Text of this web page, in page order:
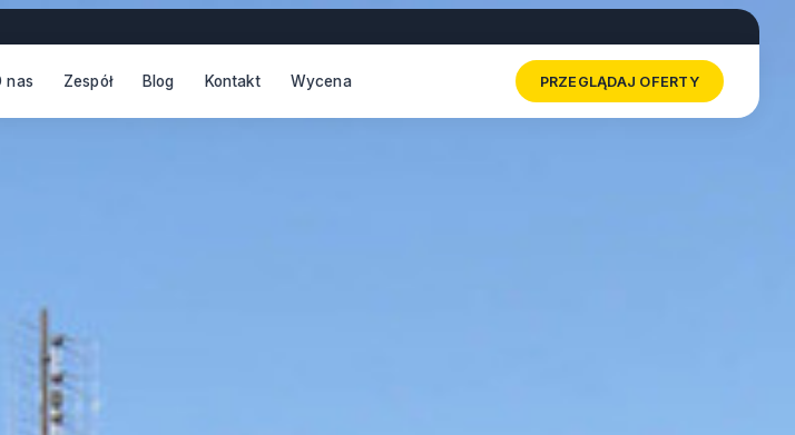
nas Zespół Blog Kontakt Wycena PRZEGLĄDAJ OFERTY